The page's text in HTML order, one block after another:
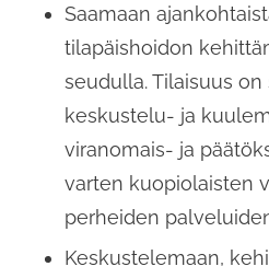
Saamaan
tilapäishoidon
seudulla. Tilaisuus on
keskustelu- ja
viranomais- ja
varten kuopiolaisten
perheiden
Keskustelemaan,